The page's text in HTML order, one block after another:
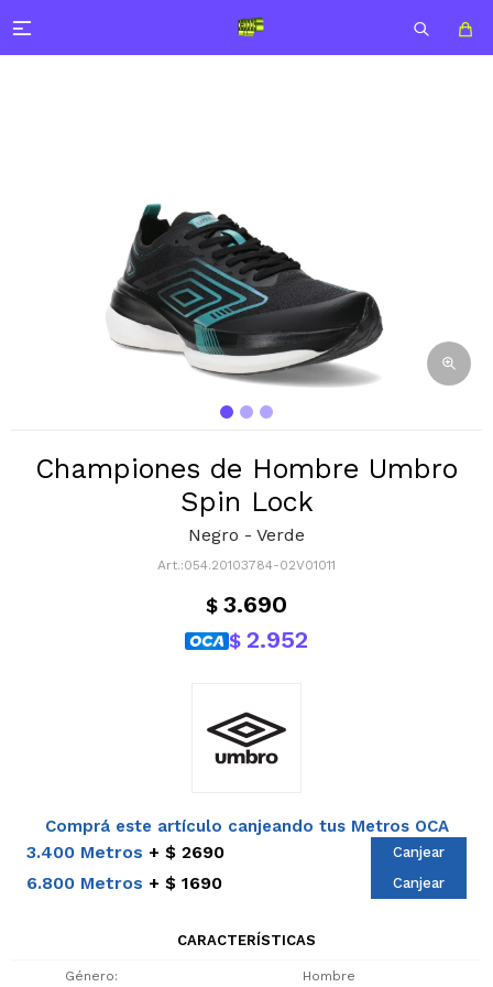

Championes de Hombre Umbro
Spin Lock
Negro - Verde
054.20103784-02V01011
$ 3.690
$ 2.952
Comprá este artículo canjeando tus Metros OCA
3.400 Metros $ 2690 Canjear
6.800 Metros $ 1690 Canjear
CARACTERÍSTICAS
Género Hombre